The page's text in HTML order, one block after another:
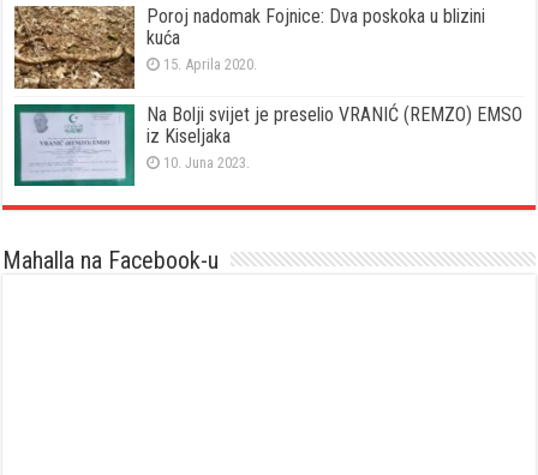
Poroj nadomak Fojnice: Dva poskoka u blizini
kuća
15. Aprila 2020.
Na Bolji svijet je preselio VRANIĆ (REMZO) EMSO
iz Kiseljaka
10. Juna 2023.
Mahalla na Facebook-u